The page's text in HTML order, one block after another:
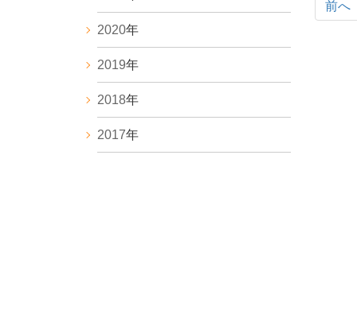
前へ
2020年
2019年
2018年
2017年